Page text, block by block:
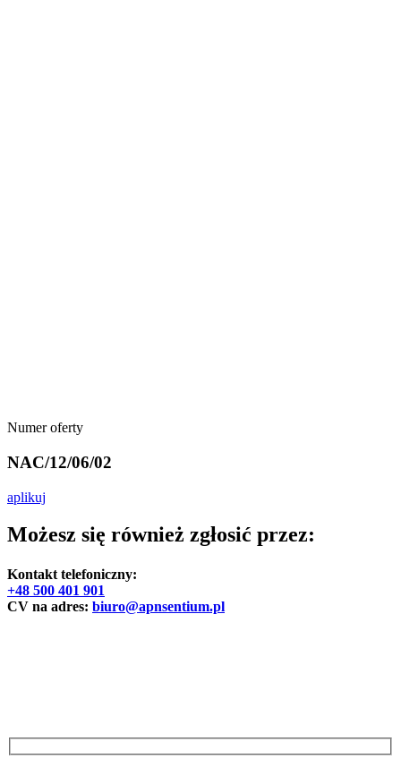
Numer oferty
NAC/12/06/02
aplikuj
Możesz się również zgłosić przez:
Kontakt telefoniczny:
+48 500 401 901
CV na adres: biuro@apnsentium.pl